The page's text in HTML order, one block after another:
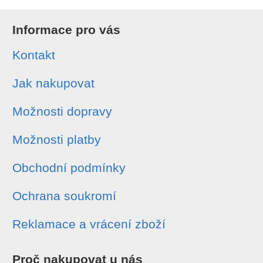
Informace pro vás
Kontakt
Jak nakupovat
Možnosti dopravy
Možnosti platby
Obchodní podmínky
Ochrana soukromí
Reklamace a vrácení zboží
Proč nakupovat u nás